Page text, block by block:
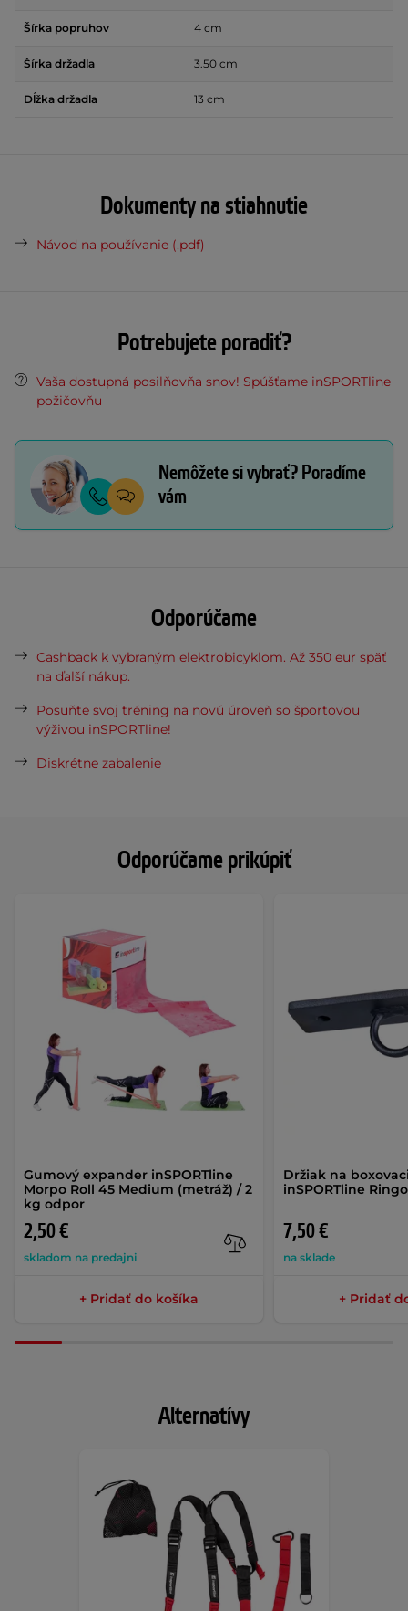
Odporúčame prikúpiť
Gumový expander inSPORTline
Morpo Roll 45 Medium (metráž) / 2
kg odpor
2,50 €
skladom na predajni
+ Pridať do košíka
Držiak na
inSPORTline
7,50 €
na sklade
+ Pridať
Šírka popruhov 4 cm
Šírka držadla 3.50 cm
Dĺžka držadla 13 cm
Dokumenty na stiahnutie
Návod na používanie (.pdf)
Potrebujete poradiť?
Vaša dostupná posilňovňa snov! Spúšťame inSPORTline
požičovňu
Nemôžete si vybrať? Poradíme
vám
Odporúčame
Cashback k vybraným elektrobicyklom. Až 350 eur späť
na ďalší nákup.
Posuňte svoj tréning na novú úroveň so športovou
výživou inSPORTline!
Diskrétne zabalenie
Alternatívy